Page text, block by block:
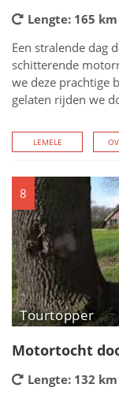
Lengte: 165 km
Een stralende dag
schitterende
we deze prachtige
gelaten rijden we
LEMELE
8
Tourtopper
Motortocht
Lengte: 132 km